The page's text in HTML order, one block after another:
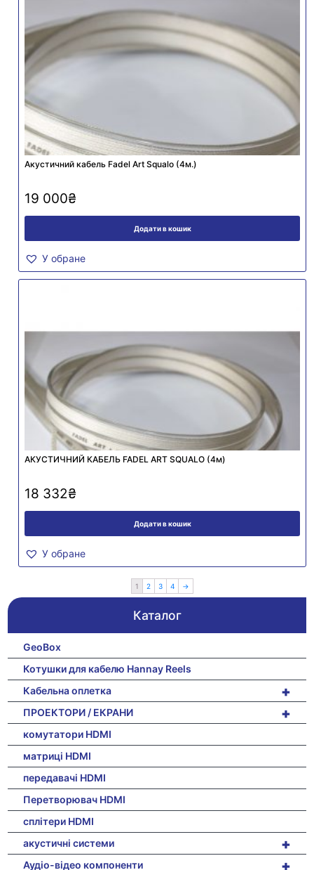
Акустичний кабель Fadel Art Squalo (4м.)
19 000₴
Додати в кошик
У обране
АКУСТИЧНИЙ КАБЕЛЬ FADEL ART SQUALO (4м)
18 332₴
Додати в кошик
У обране
1 2 3 4 →
Каталог
GeoBox
Котушки для кабелю Hannay Reels
+
Кабельна оплетка
+
ПРОЕКТОРИ / ЕКРАНИ
комутатори HDMI
матриці HDMI
передавачі HDMI
Перетворювач HDMI
сплітери HDMI
+
акустичні системи
+
Аудіо-відео компоненти